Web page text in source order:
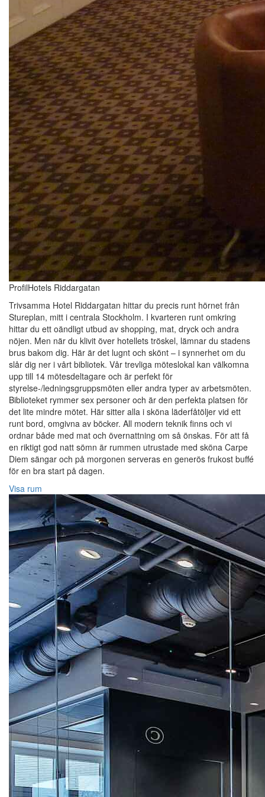
ProfilHotels Riddargatan
Trivsamma Hotel Riddargatan hittar du precis runt hörnet från
Stureplan, mitt i centrala Stockholm. I kvarteren runt omkring
hittar du ett oändligt utbud av shopping, mat, dryck och andra
nöjen. Men när du klivit över hotellets tröskel, lämnar du stadens
brus bakom dig. Här är det lugnt och skönt – i synnerhet om du
slår dig ner i vårt bibliotek. Vår trevliga möteslokal kan välkomna
upp till 14 mötesdeltagare och är perfekt för
styrelse-/ledningsgruppsmöten eller andra typer av arbetsmöten.
Biblioteket rymmer sex personer och är den perfekta platsen för
det lite mindre mötet. Här sitter alla i sköna läderfåtöljer vid ett
runt bord, omgivna av böcker. All modern teknik finns och vi
ordnar både med mat och övernattning om så önskas. För att få
en riktigt god natt sömn är rummen utrustade med sköna Carpe
Diem sängar och på morgonen serveras en generös frukost buffé
för en bra start på dagen.
Visa rum